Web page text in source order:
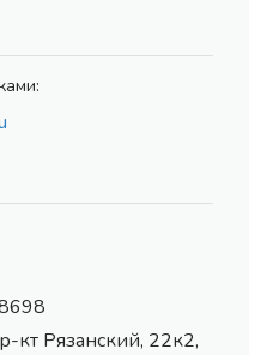
кт Рязанский, 22к2,